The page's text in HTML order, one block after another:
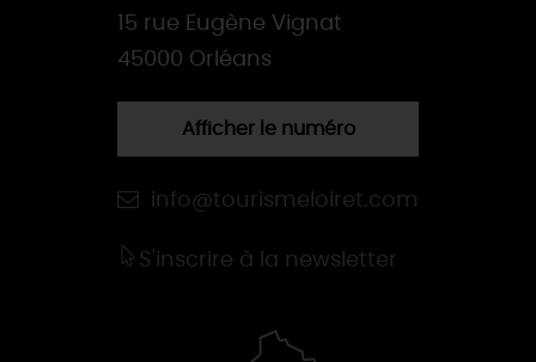
15 rue Eugène Vignat
45000 Orléans
Afficher le numéro
info@tourismeloiret.com
S'inscrire à la newsletter